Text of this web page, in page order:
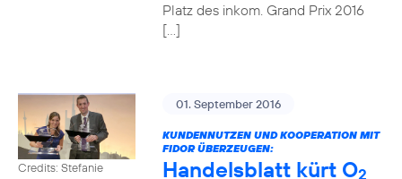
Platz des inkom. Grand Prix 2016
[…]
Credits: Stefanie
01. September 2016
KUNDENNUTZEN UND KOOPERATION MIT
FIDOR ÜBERZEUGEN:
Handelsblatt kürt O2